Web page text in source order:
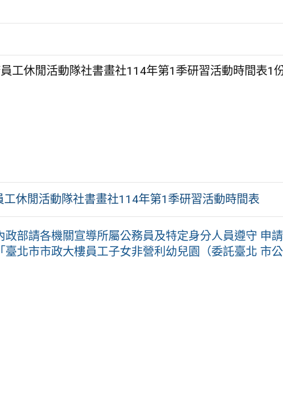
工休閒活動隊社書畫社114年第1季研習活動時間表1
工休閒活動隊社書畫社114年第1季研習活動時間表
政部請各機關宣導所屬公務員及特定身分人員遵守 申
臺北市市政大樓員工子女非營利幼兒園（委託臺北 市